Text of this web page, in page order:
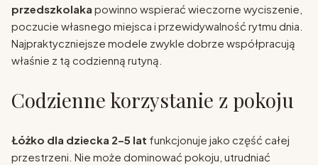
przedszkolaka powinno wspierać wieczorne wyciszenie,
poczucie własnego miejsca i przewidywalność rytmu dnia.
Najpraktyczniejsze modele zwykle dobrze współpracują
właśnie z tą codzienną rutyną.
Codzienne korzystanie z pokoju
Łóżko dla dziecka 2–5 lat funkcjonuje jako część całej
przestrzeni. Nie może dominować pokoju, utrudniać